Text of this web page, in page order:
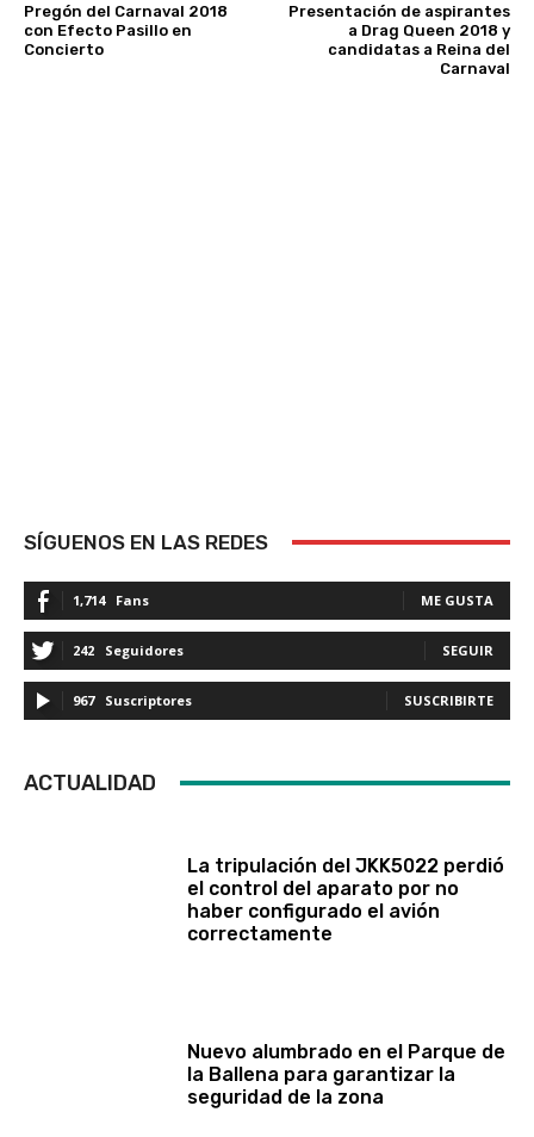
Pregón del Carnaval 2018
con Efecto Pasillo en
Concierto
Presentación de aspirantes
a Drag Queen 2018 y
candidatas a Reina del
Carnaval
SÍGUENOS EN LAS REDES
1,714 Fans ME GUSTA
242 Seguidores SEGUIR
967 Suscriptores SUSCRIBIRTE
ACTUALIDAD
La tripulación del JKK5022 perdió
el control del aparato por no
haber configurado el avión
correctamente
Nuevo alumbrado en el Parque de
la Ballena para garantizar la
seguridad de la zona